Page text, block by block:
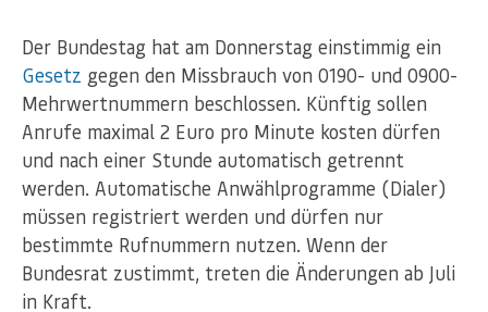
Der Bundestag hat am Donnerstag einstimmig ein
Gesetz gegen den Missbrauch von 0190- und 0900-
Mehrwertnummern beschlossen. Künftig sollen
Anrufe maximal 2 Euro pro Minute kosten dürfen
und nach einer Stunde automatisch getrennt
werden. Automatische Anwählprogramme (Dialer)
müssen registriert werden und dürfen nur
bestimmte Rufnummern nutzen. Wenn der
Bundesrat zustimmt, treten die Änderungen ab Juli
in Kraft.